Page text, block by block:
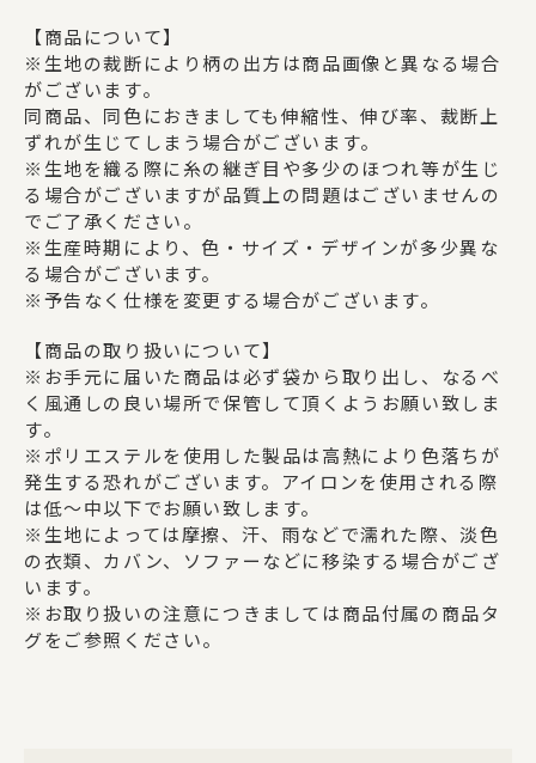
【商品について】
※生地の裁断により柄の出方は商品画像と異なる場合
がございます。
同商品、同色におきましても伸縮性、伸び率、裁断上
ずれが生じてしまう場合がございます。
※生地を織る際に糸の継ぎ目や多少のほつれ等が生じ
る場合がございますが品質上の問題はございませんの
でご了承ください。
※生産時期により、色・サイズ・デザインが多少異な
る場合がございます。
※予告なく仕様を変更する場合がございます。
【商品の取り扱いについて】
※お手元に届いた商品は必ず袋から取り出し、なるべ
く風通しの良い場所で保管して頂くようお願い致しま
す。
※ポリエステルを使用した製品は高熱により色落ちが
発生する恐れがございます。アイロンを使用される際
は低～中以下でお願い致します。
※生地によっては摩擦、汗、雨などで濡れた際、淡色
の衣類、カバン、ソファーなどに移染する場合がござ
います。
※お取り扱いの注意につきましては商品付属の商品タ
グをご参照ください。